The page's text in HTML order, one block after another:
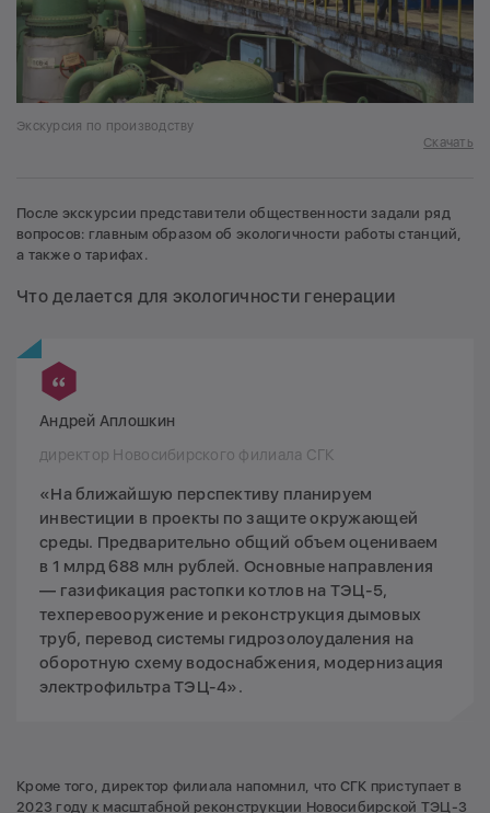
Экскурсия по производству
Скачать
После экскурсии представители общественности задали ряд
вопросов: главным образом об экологичности работы станций,
а также о тарифах.
Что делается для экологичности генерации
Андрей Аплошкин
директор Новосибирского филиала СГК
«На ближайшую перспективу планируем
инвестиции в проекты по защите окружающей
среды. Предварительно общий объем оцениваем
в 1 млрд 688 млн рублей. Основные направления
— газификация растопки котлов на ТЭЦ-5,
техперевооружение и реконструкция дымовых
труб, перевод системы гидрозолоудаления на
оборотную схему водоснабжения, модернизация
электрофильтра ТЭЦ-4».
Кроме того, директор филиала напомнил, что СГК приступает в
2023 году к масштабной реконструкции Новосибирской ТЭЦ-3